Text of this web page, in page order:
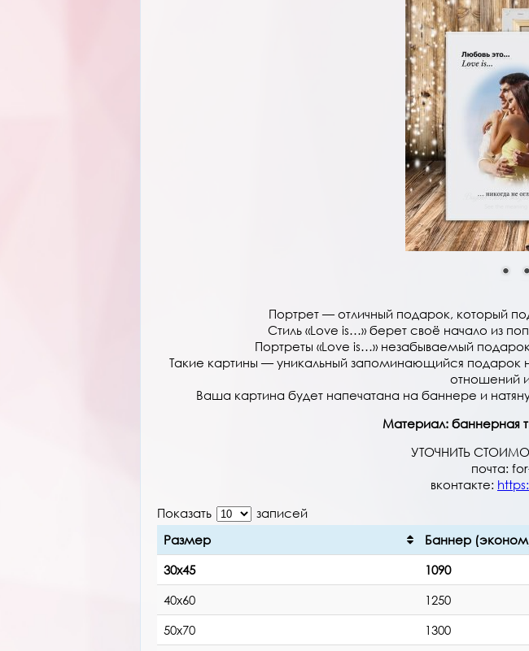
Портрет — отличный подарок, который
Стиль «Love is…» берет своё начало из
Портреты «Love is…» незабываемый
Такие картины — уникальный запоминающийся подарок
отношений
Ваша картина будет напечатана на баннере и
Материал:баннерная
УТОЧНИТЬ
почта:
вконтакте:
Показать
записей
Размер
Баннер
30х45
1090
40х60
1250
50х70
1300